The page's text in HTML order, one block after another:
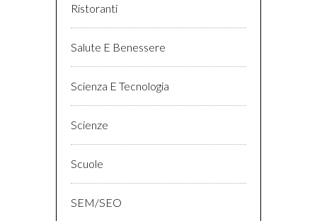
Ristoranti
Salute E Benessere
Scienza E Tecnologia
Scienze
Scuole
SEM/SEO